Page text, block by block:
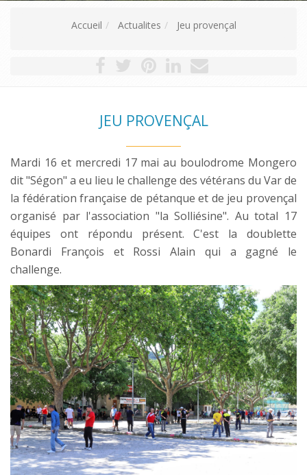
Accueil Actualites Jeu provençal
JEU PROVENÇAL
Mardi 16 et mercredi 17 mai au boulodrome Mongero
dit "Ségon" a eu lieu le challenge des vétérans du Var de
la fédération française de pétanque et de jeu provençal
organisé par l'association "la Solliésine". Au total 17
équipes ont répondu présent. C'est la doublette
Bonardi François et Rossi Alain qui a gagné le
challenge.